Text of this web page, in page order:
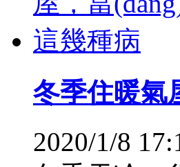
冬季住暖氣
2020/1/8